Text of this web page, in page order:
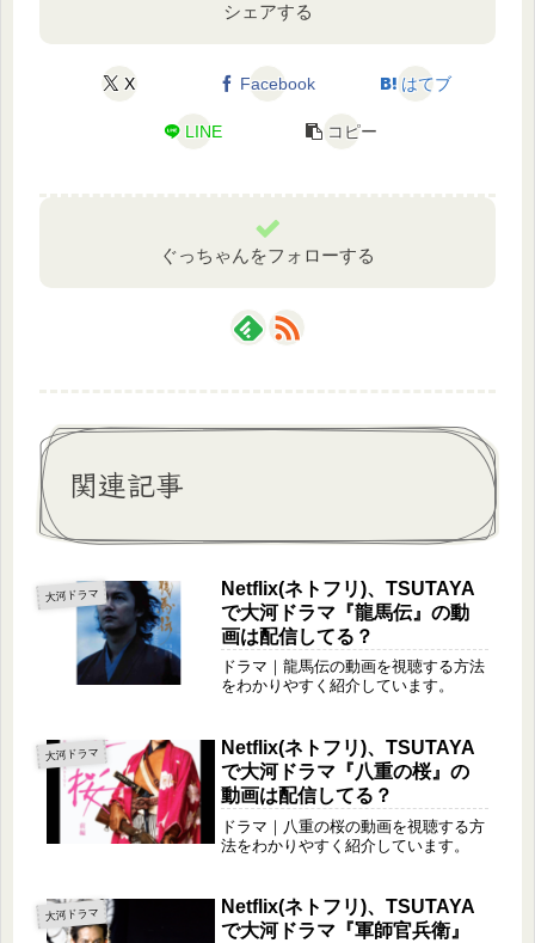
シェアする
X Facebook はてブ
LINE コピー
ぐっちゃんをフォローする
関連記事
大河ドラマ
Netflix(ネトフリ)、TSUTAYA
で大河ドラマ『龍馬伝』の動
画は配信してる？
ドラマ｜龍馬伝の動画を視聴する方法
をわかりやすく紹介しています。
大河ドラマ
Netflix(ネトフリ)、TSUTAYA
で大河ドラマ『八重の桜』の
動画は配信してる？
ドラマ｜八重の桜の動画を視聴する方
法をわかりやすく紹介しています。
大河ドラマ
Netflix(ネトフリ)、TSUTAYA
で大河ドラマ『軍師官兵衛』